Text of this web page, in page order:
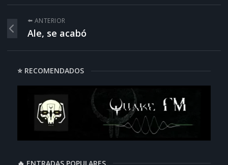
⬅️ ANTERIOR
Ale, se acabó
⭐ RECOMENDADOS
🔥 ENTRADAS POPULARES